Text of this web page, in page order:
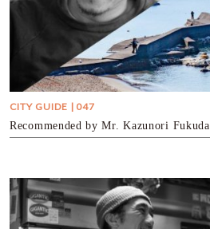
CITY GUIDE | 047
Recommended by Mr. Kazunori Fukuda